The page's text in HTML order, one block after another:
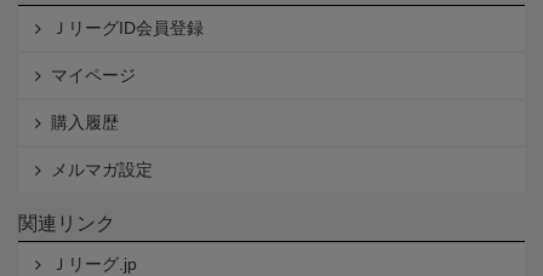
ＪリーグID会員登録
マイページ
購入履歴
メルマガ設定
関連リンク
Ｊリーグ.jp